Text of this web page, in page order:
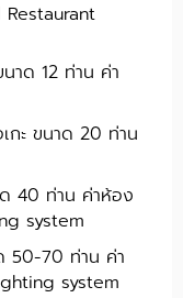
าด 12 ท่าน ค่า
กะ ขนาด 20 ท่าน
40 ท่าน ค่าห้อง
system
50-70 ท่าน ค่า
system